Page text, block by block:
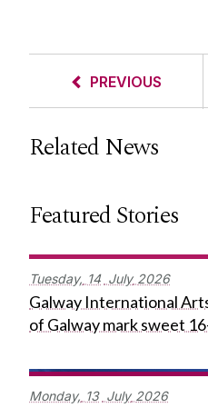
PREVIOUS
Related News
Featured Stories
Tuesday, 14 July 2026
Galway International
of Galway mark sweet
Monday, 13 July 2026